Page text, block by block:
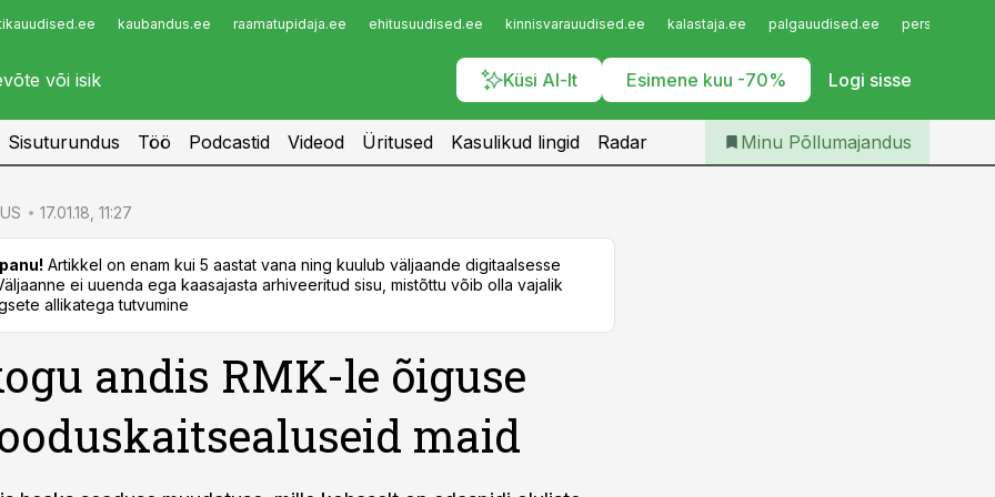
kaubandus.ee raamatupidaja.ee ehitusuudised.ee kinnisvarauudised.ee kalastaja.ee palgauudised.ee
Küsi AI-lt Esimene kuu -70% Logi sisse
Infopank
Iseteenindus
Telli Põllumajandus
Sisuturundus Töö Podcastid Videod Üritused Kasulikud lingid Radar Minu Põllumajandus
17.01.18, 11:27
Artikkel on enam kui 5 aastat vana ning kuulub väljaande digitaalsesse
ei uuenda ega kaasajasta arhiveeritud sisu, mistõttu võib olla vajalik
allikatega tutvumine
andis RMK-le õiguse
maid